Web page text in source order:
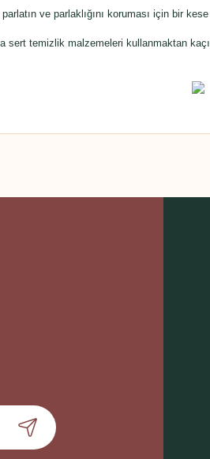
ve parlaklığını koruması için bir
sert temizlik malzemeleri kullanmaktan